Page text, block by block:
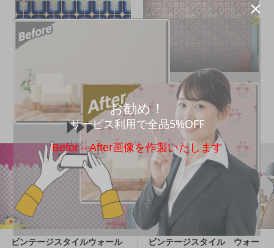
ビンテージスタイルウォール
ペーパー 061
ビンテージスタイルウォール
ペーパー シールタイプ 07
8
ビンテージスタイルウォール
ビンテージスタイル ウォー
お勧め！
サービス利用で全品5%OFF
Befor⇔After画像を作製いたします
